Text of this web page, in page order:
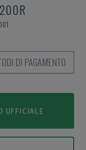
DI PAGAMENTO
UFFICIALE